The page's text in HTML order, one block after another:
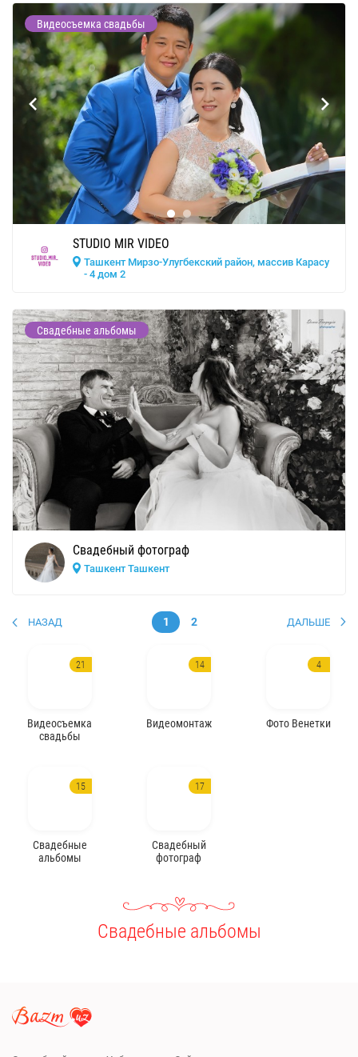
Видеосъемка свадьбы
STUDIO MIR VIDEO
Ташкент Мирзо-Улугбекский район, массив Карасу
- 4 дом 2
Свадебные альбомы
Свадебный фотограф
Ташкент Ташкент
НАЗАД 1 2 ДАЛЬШЕ
21
Видеосъемка
свадьбы
14
Видеомонтаж
4
Фото Венетки
15
Свадебные
альбомы
17
Свадебный
фотограф
Свадебные альбомы